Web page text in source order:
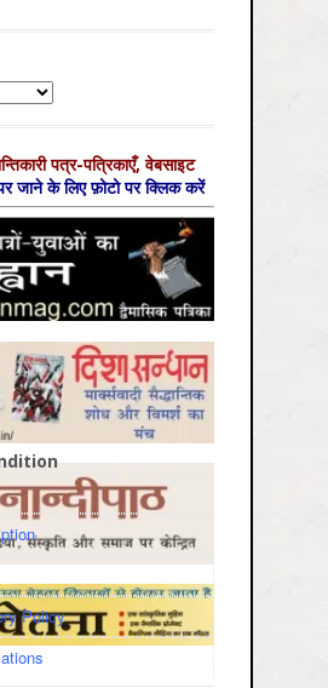
पत्र-पत्रिकाएँ, वेबसाइट
जाने के लिए फ़ोटो पर क्लिक करें
Policy